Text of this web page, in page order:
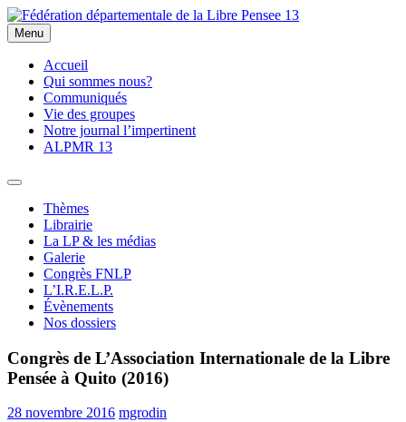
Skip
to
content
Fédération départementale de la Libre Pensee 13
Membre de la fédération Nationale de la Libre Pensée ni dieu ni
maitre
Menu
Accueil
Qui sommes nous?
Communiqués
Vie des groupes
Notre journal l’impertinent
ALPMR 13
Thèmes
Librairie
La LP & les médias
Galerie
Congrès FNLP
L’I.R.E.L.P.
Évènements
Nos dossiers
Congrès de L’Association Internationale de la Libre
Pensée à Quito (2016)
28 novembre 2016 mgrodin